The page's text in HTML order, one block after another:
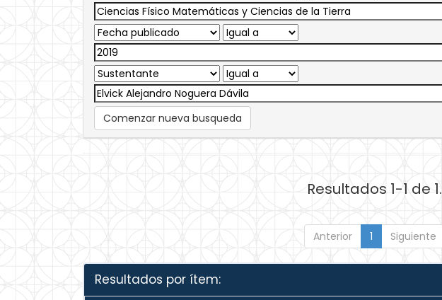
Comenzar nueva busqueda
Resultados 1-1 de 1.
Anterior 1 Siguiente
Resultados por ítem: